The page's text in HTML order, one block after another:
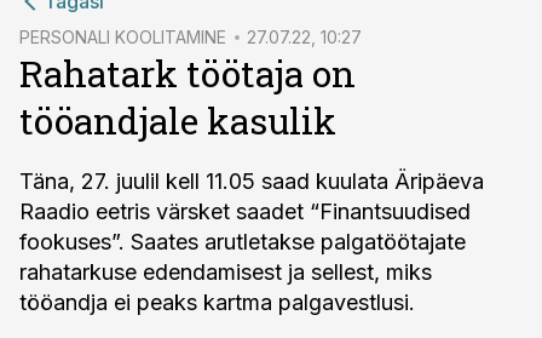
PERSONALI KOOLITAMINE 27.07.22, 10:27
Rahatark töötaja on
tööandjale kasulik
Täna, 27. juulil kell 11.05 saad kuulata Äripäeva
Raadio eetris värsket saadet “Finantsuudised
fookuses”. Saates arutletakse palgatöötajate
rahatarkuse edendamisest ja sellest, miks
tööandja ei peaks kartma palgavestlusi.